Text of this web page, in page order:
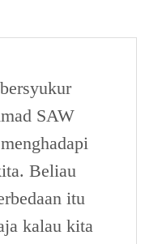
SAW
Beliau
itu
kalau kita